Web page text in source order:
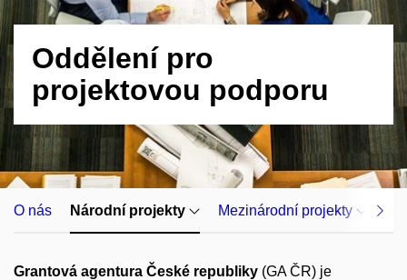
Oddělení pro
projektovou podporu
O nás Národní projekty Mezinárodní projekty
Grantová agentura České republiky (GA ČR) je